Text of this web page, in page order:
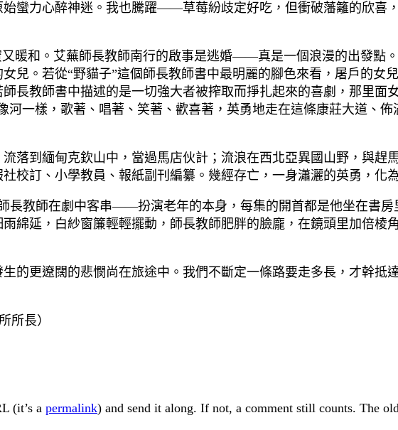
蠻力心醉神迷。我也騰躍——草莓紛歧定好吃，但衝破藩籬的欣喜
暖和。艾蕪師長教師南行的啟事是逃婚——真是一個浪漫的出發點
。若從“野貓子”這個師長教師書中最明麗的腳色來看，屠戶的女
長教師書中描述的是一切強大者被搾取而掙扎起來的喜劇，那里面
一樣，歌著、唱著、笑著、歡喜著，英勇地走在這條康莊大道、
落到緬甸克欽山中，當過馬店伙計；流浪在西北亞異國山野，與趕
校訂、小學教員、報紙副刊編纂。幾經存亡，一身瀟灑的英勇，化
長教師在劇中客串——扮演老年的本身，每集的開首都是他坐在書
綿延，白紗窗簾輕輕擺動，師長教師肥胖的臉龐，在鏡頭里加倍
的更遼闊的悲憫尚在旅途中。我們不斷定一條路要走多長，才幹抵
所長）
(it’s a permalink) and send it along. If not, a comment still counts. The